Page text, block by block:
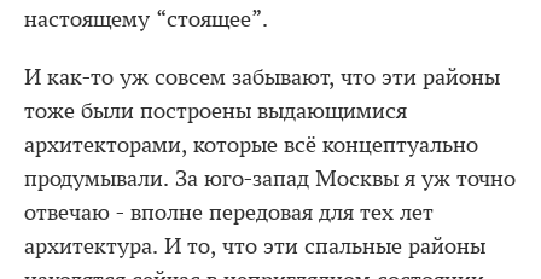
настоящему “стоящее”.
И как-то уж совсем забывают, что эти районы
тоже были построены выдающимися
архитекторами, которые всё концептуально
продумывали. За юго-запад Москвы я уж точно
отвечаю - вполне передовая для тех лет
архитектура. И то, что эти спальные районы